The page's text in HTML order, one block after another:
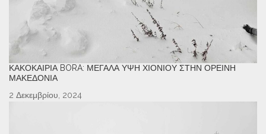
ΚΑΚΟΚΑΙΡΊΑ BORA: ΜΕΓΆΛΑ ΎΨΗ ΧΙΟΝΙΟΎ ΣΤΗΝ ΟΡΕΙΝΉ
ΜΑΚΕΔΟΝΊΑ
2 Δεκεμβρίου, 2024